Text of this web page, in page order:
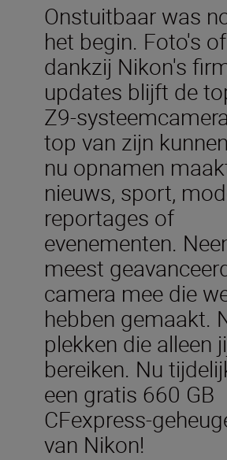
Onstuitbaar was
het begin. Foto's
dankzij Nikon's
updates blijft de
Z9-
top van zijn
nu opnamen
nieuws, sport,
reportages of
evenementen.
meest
camera mee die
hebben gemaakt.
plekken die alleen
bereiken. Nu
een gratis 660 GB
CFexpress-
van Nikon!